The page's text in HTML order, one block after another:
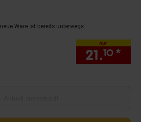
neue Ware ist bereits unterwegs
nur
21.10 *